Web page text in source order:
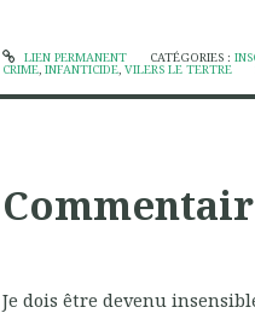
LIEN PERMANENT CATÉGORIES :
CRIME, INFANTICIDE, VILERS LE TERTRE
Je dois être devenu